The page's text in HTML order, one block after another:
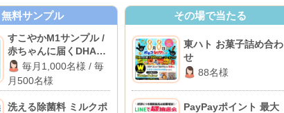
無料サンプル
すこやかM1サンプル /
赤ちゃんに届くDHAサ
ンプル毎月1,000名様 / 毎
月500名様
洗える除菌料 ミルクポ
その場で当たる
東ハト お菓子詰め合わ
せ
88名様
PayPayポイント 最大